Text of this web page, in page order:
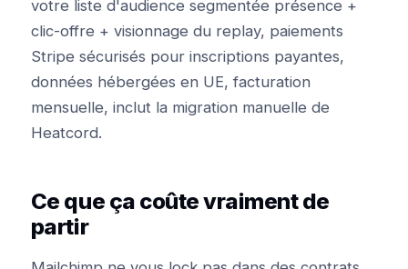
votre liste d'audience segmentée présence +
clic-offre + visionnage du replay, paiements
Stripe sécurisés pour inscriptions payantes,
données hébergées en UE, facturation
mensuelle, inclut la migration manuelle de
Heatcord.
Ce que ça coûte vraiment de
partir